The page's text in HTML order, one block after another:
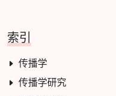
索引
传播学
传播学研究